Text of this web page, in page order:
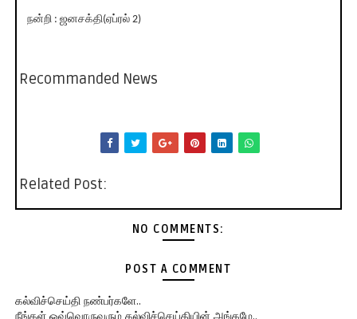
நன்றி : ஜனசக்தி(ஏப்ரல் 2)
Recommanded News
Related Post:
NO COMMENTS:
POST A COMMENT
கல்விச்செய்தி நண்பர்களே..
நீங்கள் ஒவ்வொருவரும் கல்விச்செய்தியின் அங்கமே..